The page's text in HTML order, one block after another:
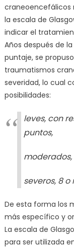
craneoencefálicos
la escala de
indicar el
Años después de
puntaje, se
traumatismos
severidad, lo cual
posibilidades:
leves, con
puntos,
moderados,
severos, 8 o
De esta forma los
más específico y
La escala de
para ser utilizada